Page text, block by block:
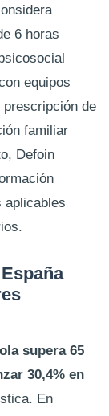
6 horas
equipos
de
familiar
Defoin
aplicables
supera 65
30,4% en
En